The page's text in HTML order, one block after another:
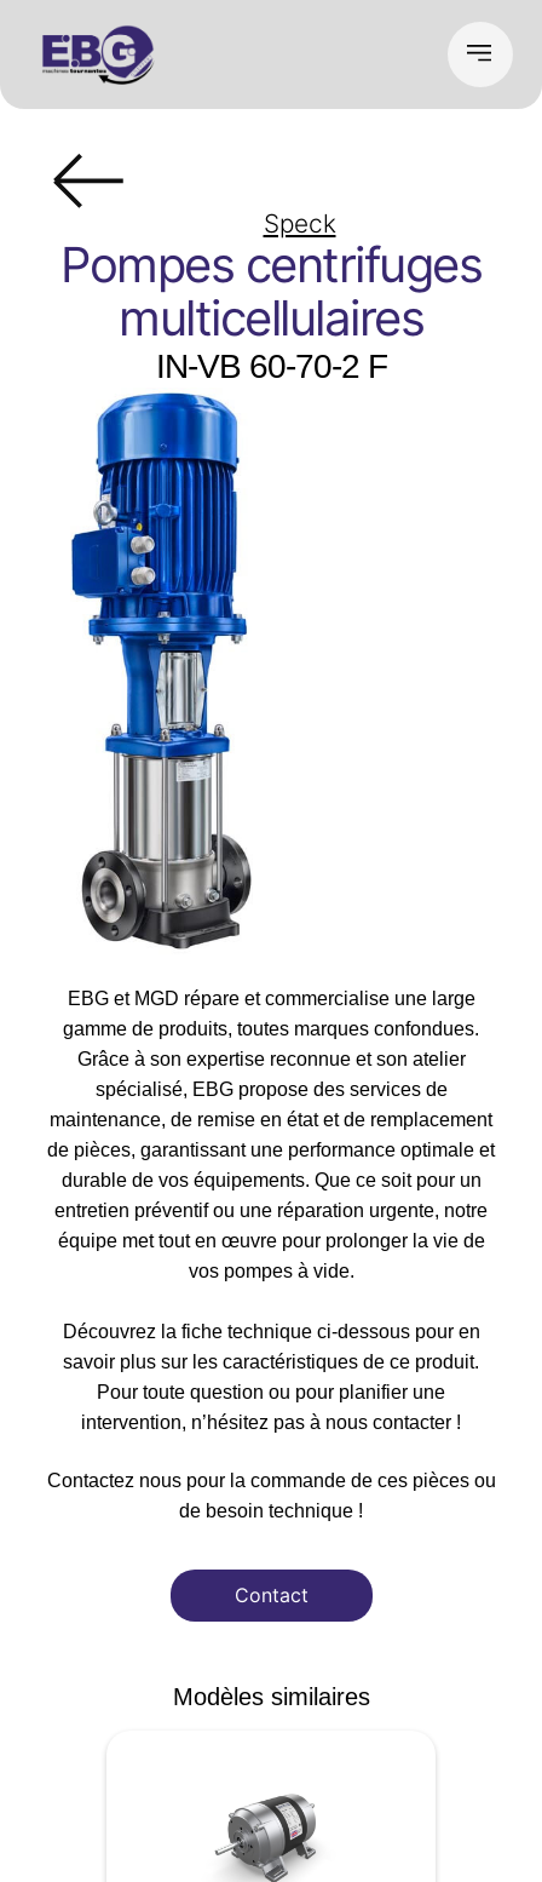
Speck
Pompes centrifuges
multicellulaires
IN-VB 60-70-2 F
EBG et MGD répare et commercialise une large
gamme de produits, toutes marques confondues.
Grâce à son expertise reconnue et son atelier
spécialisé, EBG propose des services de
maintenance, de remise en état et de remplacement
de pièces, garantissant une performance optimale et
durable de vos équipements. Que ce soit pour un
entretien préventif ou une réparation urgente, notre
équipe met tout en œuvre pour prolonger la vie de
vos pompes à vide.
Découvrez la fiche technique ci-dessous pour en
savoir plus sur les caractéristiques de ce produit.
Pour toute question ou pour planifier une
intervention, n’hésitez pas à nous contacter !
Contactez nous pour la commande de ces pièces ou
de besoin technique !
Contact
Modèles similaires